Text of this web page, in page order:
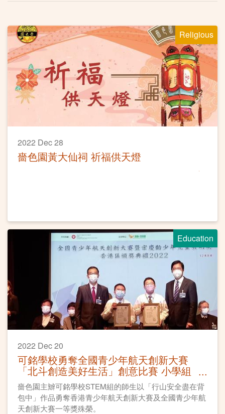
Religious
2022 Dec 28
嗇色園黃大仙祠 祈福供天燈
Education
2022 Dec 20
可銘學校勇奪全國青少年航天創新大賽
「北斗創造美好生活」創意比賽 小學組
一等獎
嗇色園主辧可銘學校STEM組的師生以「行山安全盡在背
包中」作品勇奪香港青少年航天創新大賽及全國青少年航
天創新大賽一等獎殊榮。